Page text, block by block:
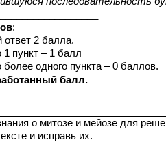
:
ответ 2 балла.
1 пункт – 1 балл
одного пункта – 0 баллов.
балл.
о митозе и мейозе для
и исправь их.